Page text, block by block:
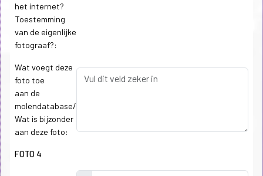
het internet?
Toestemming
van de eigenlijke
fotograaf?:
Wat voegt deze
foto toe
aan de
molendatabase/
Wat is bijzonder
aan deze foto:
FOTO 4